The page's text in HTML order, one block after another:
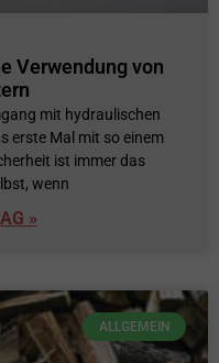
Verwendung von
mit hydraulischen
erste Mal mit so einem
ist immer das
wenn
»
ALLGEMEIN